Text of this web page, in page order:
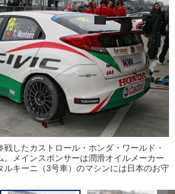
したカストロール・ホンダ・ワールド・
。メインスポンサーは潤滑オイルメーカー
ルキーニ（3号車）のマシンには日本のお守